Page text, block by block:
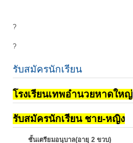
?
?
รับสมัครนักเรียน
โรงเรียนเทพอำนวยหาดใหญ่
รับสมัครนักเรียน ชาย-หญิง
ชั้นเตรียมอนุบาล(อายุ 2 ขวบ)